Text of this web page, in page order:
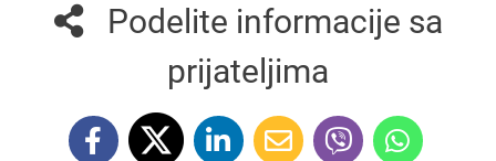
Podelite informacije sa
prijateljima